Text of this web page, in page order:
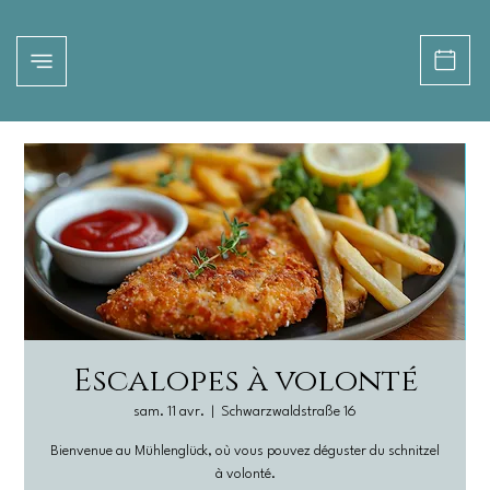
Escalopes à volonté
sam. 11 avr. Schwarzwaldstraße 16
Bienvenue au Mühlenglück, où vous pouvez déguster du schnitzel
à volonté.